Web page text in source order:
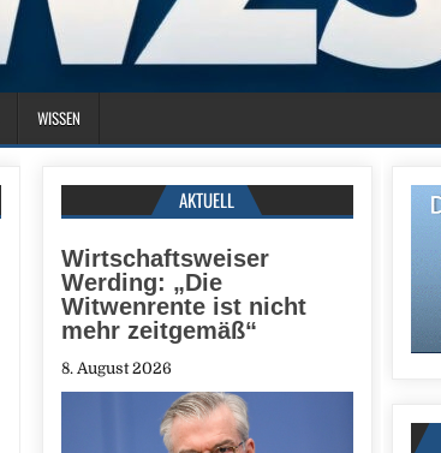
WISSEN
AKTUELL
Wirtschaftsweiser
Werding: „Die
Witwenrente ist nicht
mehr zeitgemäß“
8. August 2026